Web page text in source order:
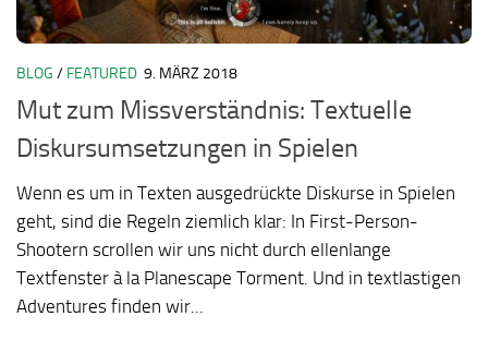
BLOG / FEATURED 9. MÄRZ 2018
Mut zum Missverständnis: Textuelle
Diskursumsetzungen in Spielen
Wenn es um in Texten ausgedrückte Diskurse in Spielen
geht, sind die Regeln ziemlich klar: In First-Person-
Shootern scrollen wir uns nicht durch ellenlange
Textfenster à la Planescape Torment. Und in textlastigen
Adventures finden wir...